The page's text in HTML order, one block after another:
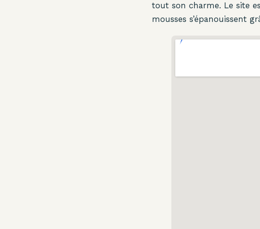
tout son charme. Le site
mousses s’épanouissent